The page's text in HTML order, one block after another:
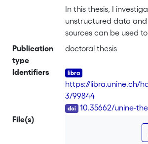
utilisées pour répondre
questions et revisiter
problèmes dans la
les possibilités de
données textuelles
riches, et donc
analyses causales ne
possibles, les textes
analysés pour
entreprises ou les
In this thesis, I
unstructured data
sources can be used
questions and to revisit
becomes increasingly
research opportunities
researchers are
Textual data is
therefore valuable.
analyses are not
can be used to
Publication
type
doctoral thesis
Identifiers
https://libra.unine.ch/
3/99844
10.35662/unine-
File(s)